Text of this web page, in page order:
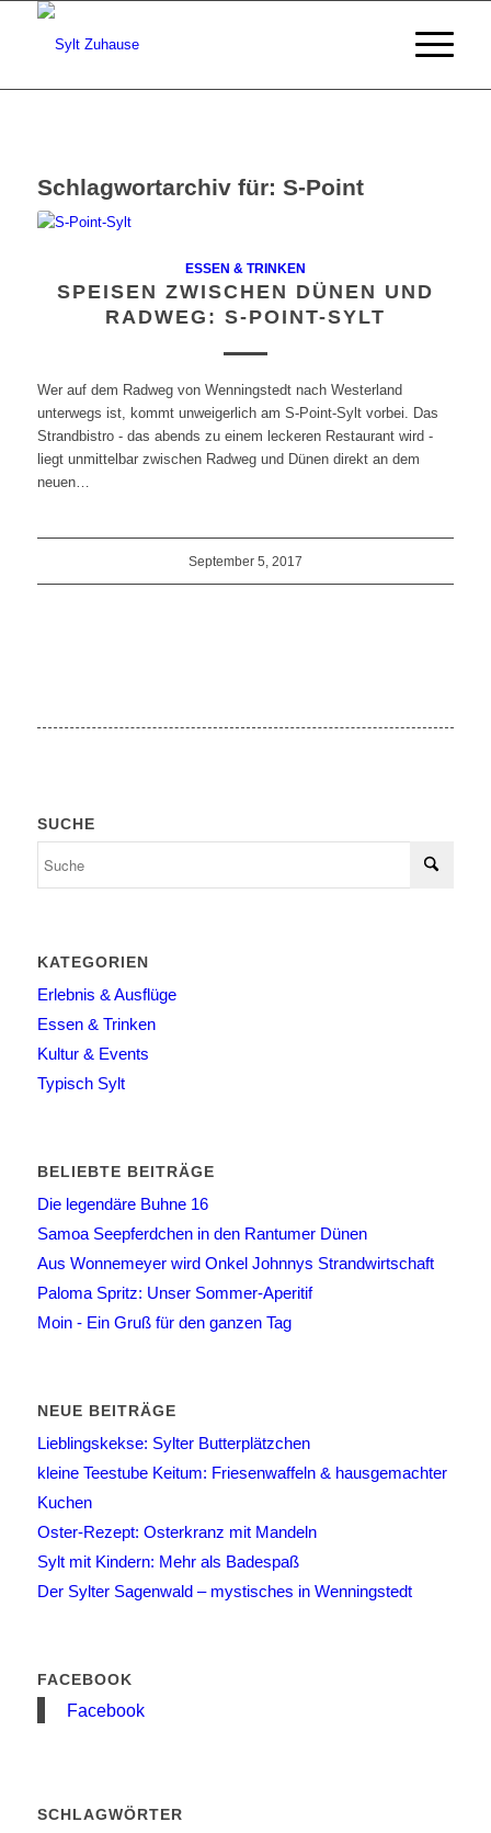
Schlagwortarchiv für: S-Point
ESSEN & TRINKEN
SPEISEN ZWISCHEN DÜNEN UND
RADWEG: S-POINT-SYLT
Wer auf dem Radweg von Wenningstedt nach Westerland
unterwegs ist, kommt unweigerlich am S-Point-Sylt vorbei. Das
Strandbistro - das abends zu einem leckeren Restaurant wird -
liegt unmittelbar zwischen Radweg und Dünen direkt an dem
neuen…
September 5, 2017
SUCHE
KATEGORIEN
Erlebnis & Ausflüge
Essen & Trinken
Kultur & Events
Typisch Sylt
BELIEBTE BEITRÄGE
Die legendäre Buhne 16
Samoa Seepferdchen in den Rantumer Dünen
Aus Wonnemeyer wird Onkel Johnnys Strandwirtschaft
Paloma Spritz: Unser Sommer-Aperitif
Moin - Ein Gruß für den ganzen Tag
NEUE BEITRÄGE
Lieblingskekse: Sylter Butterplätzchen
kleine Teestube Keitum: Friesenwaffeln & hausgemachter
Kuchen
Oster-Rezept: Osterkranz mit Mandeln
Sylt mit Kindern: Mehr als Badespaß
Der Sylter Sagenwald – mystisches in Wenningstedt
FACEBOOK
Facebook
SCHLAGWÖRTER